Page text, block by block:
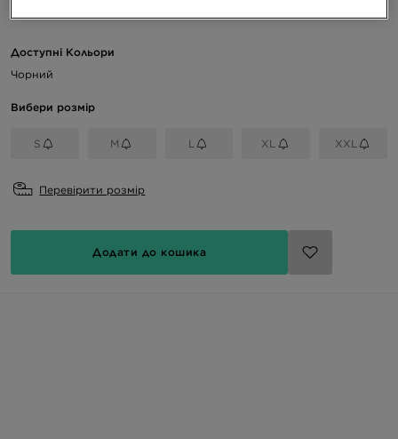
Доступні Кольори
Чорний
Вибери розмір
S M L XL XXL
Перевірити розмір
Додати до кошика